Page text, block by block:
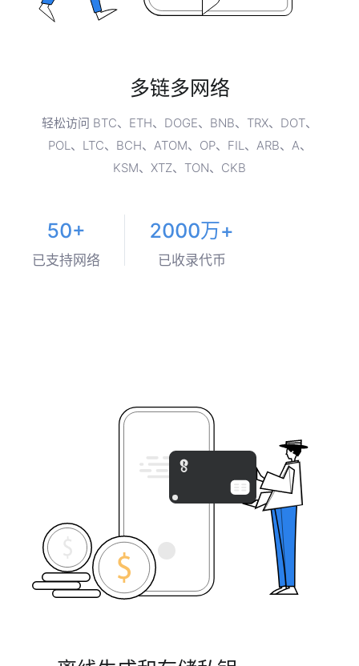
多链多网络
轻松访问 BTC、ETH、DOGE、BNB、TRX、DOT、
POL、LTC、BCH、ATOM、OP、FIL、ARB、A、
KSM、XTZ、TON、CKB
50+
已支持网络
2000万+
已收录代币